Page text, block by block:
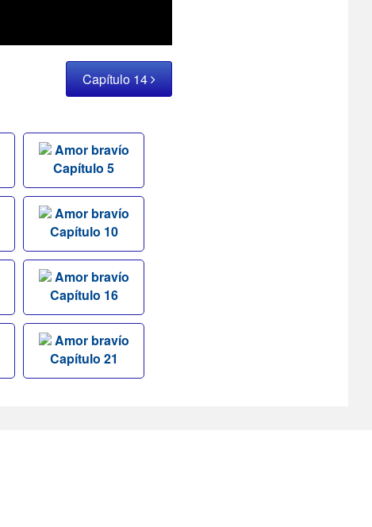
Capítulo 14
Amor bravío
Capítulo 5
Amor bravío
Capítulo 10
Amor bravío
Capítulo 16
Amor bravío
Capítulo 21